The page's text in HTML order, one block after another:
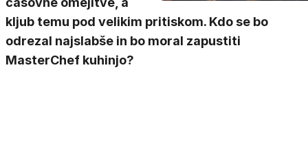
kljub temu pod velikim pritiskom. Kdo se bo
odrezal najslabše in bo moral zapustiti
MasterChef kuhinjo?